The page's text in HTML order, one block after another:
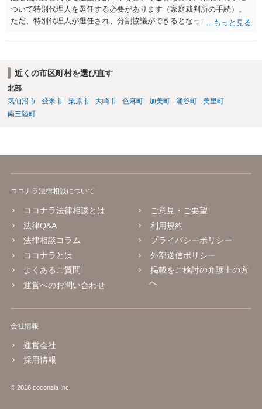
ついて特別代理人を選任する必要があります（家庭裁判所の手続）。
ただ、特別代理人が選任され、分割協議ができるとなったとしても、
の権利も守られなければならないからです。 相続財産全体で、未成年
に、未成年者を今後養育するのは、自分だからという理由では、法定
相続分以上に多くの遺産を取得することができるというわけではあり
ません。
近くの市区町村を選び直す
北部
気仙沼市
登米市 栗原市 大崎市 色麻町 加美町 涌谷町
美里町
南三陸町
ココナラ法律相談について
ココナラ法律相談とは
法律Q&A
法律相談コラム
ココナラとは
よくあるご質問
運営へのお問い合わせ
ご意見・ご要望
利用規約
プライバシーポリシー
外部送信ポリシー
掲載をご検討の弁護士の方
へ
会社情報
運営会社
採用情報
© 2016 coconala Inc.